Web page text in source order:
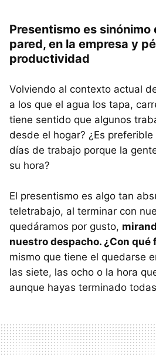
Presentismo es sinónimo
pared, en la empresa y
productividad
Volviendo al contexto actual
a los que el agua los tapa,
tiene sentido que algunos
desde el hogar? ¿Es
días de trabajo porque la
su hora?
El presentismo es algo tan
teletrabajo, al terminar con
quedáramos por gusto,
nuestro despacho. ¿Con qué
mismo que tiene el quedarse
las siete, las ocho o la hora
aunque hayas terminado